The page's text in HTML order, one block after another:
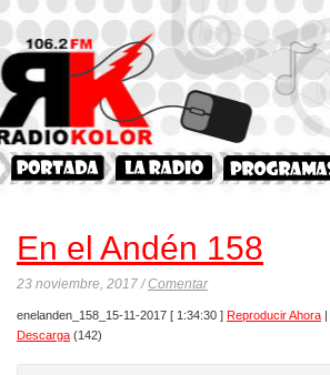
En el Andén 158
23 noviembre, 2017 /Comentar
enelanden_158_15-11-2017 [ 1:34:30 ] Reproducir Ahora |
Descarga (142)